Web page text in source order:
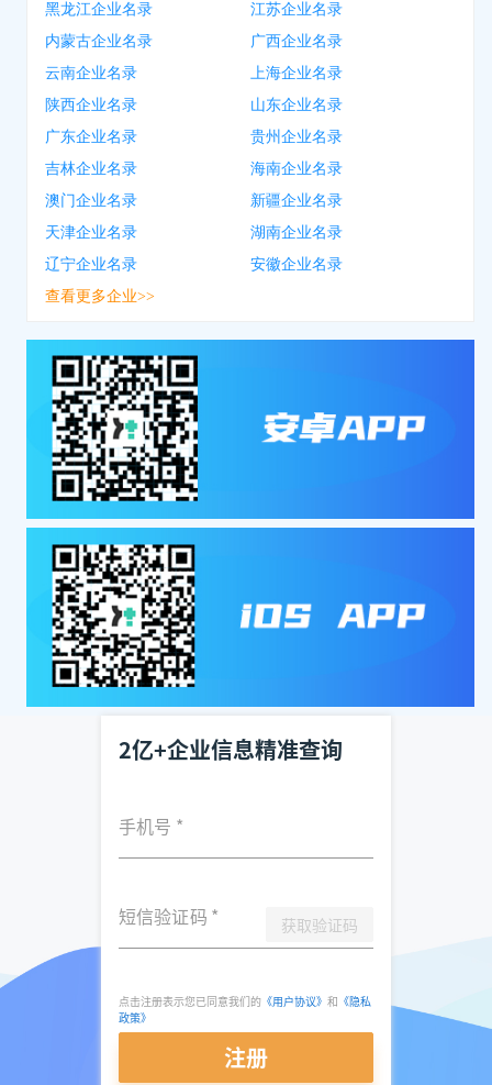
黑龙江企业名录
江苏企业名录
内蒙古企业名录
广西企业名录
云南企业名录
上海企业名录
陕西企业名录
山东企业名录
广东企业名录
贵州企业名录
吉林企业名录
海南企业名录
澳门企业名录
新疆企业名录
天津企业名录
湖南企业名录
辽宁企业名录
安徽企业名录
查看更多企业>>
2亿+企业信息精准查询
手机号 *
短信验证码 * 获取验证码
点击注册表示您已同意我们的 《用户协议》 和 《隐私
政策》
注册